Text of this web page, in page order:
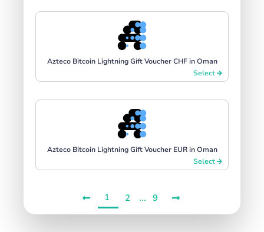
Azteco Bitcoin Lightning Gift Voucher CHF in Oman
Select
Azteco Bitcoin Lightning Gift Voucher EUR in Oman
Select
1 2 ... 9